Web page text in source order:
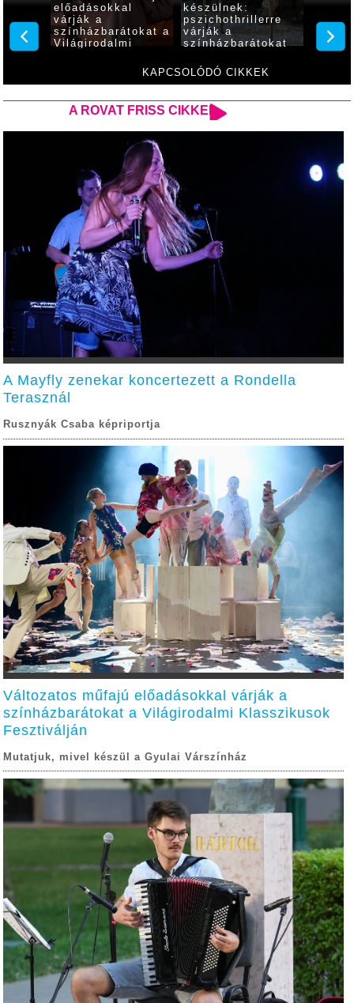
KAPCSOLÓDÓ CIKKEK
előadásokkal
várják a
színházbarátokat a
Világirodalmi
készülnek:
pszichothrillerre
várják a
színházbarátokat
A ROVAT FRISS CIKKEI
A Mayfly zenekar koncertezett a Rondella
Terasznál
Rusznyák Csaba képriportja
Változatos műfajú előadásokkal várják a
színházbarátokat a Világirodalmi Klasszikusok
Fesztiválján
Mutatjuk, mivel készül a Gyulai Várszínház